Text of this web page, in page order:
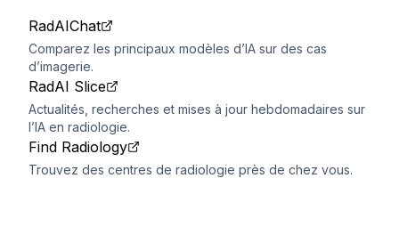
RadAIChat
Comparez les principaux modèles d’IA sur des cas
d’imagerie.
RadAI Slice
Actualités, recherches et mises à jour hebdomadaires sur
l’IA en radiologie.
Find Radiology
Trouvez des centres de radiologie près de chez vous.